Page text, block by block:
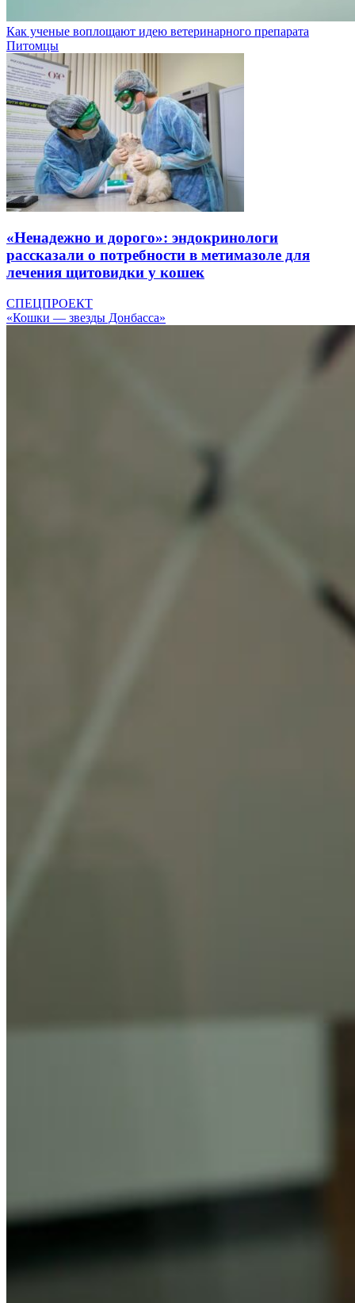
Как ученые воплощают идею ветеринарного препарата
Питомцы
«Ненадежно и дорого»: эндокринологи
рассказали о потребности в метимазоле для
лечения щитовидки у кошек
СПЕЦПРОЕКТ
«Кошки — звезды Донбасса»